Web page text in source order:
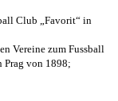
Club „Favorit“ in
Vereine zum Fussball
Prag von 1898;